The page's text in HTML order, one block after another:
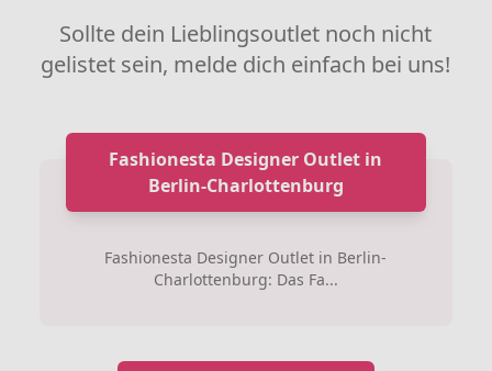
Sollte dein Lieblingsoutlet noch nicht
gelistet sein, melde dich einfach bei uns!
Fashionesta Designer Outlet in
Berlin-Charlottenburg
Fashionesta Designer Outlet in Berlin-
Charlottenburg: Das Fa...